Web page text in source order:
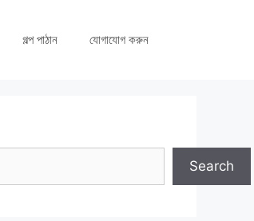
গল্প পাঠান যোগাযোগ করুন
Search